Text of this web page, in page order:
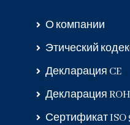
О компании
Этический
Декларация CE
Декларация
Сертификат ISO